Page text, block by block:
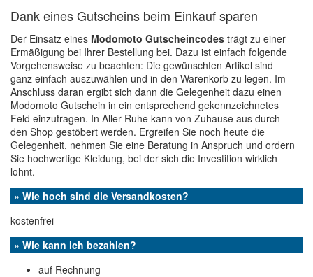
Dank eines Gutscheins beim Einkauf sparen
Der Einsatz eines Modomoto Gutscheincodes trägt zu einer
Ermäßigung bei Ihrer Bestellung bei. Dazu ist einfach folgende
Vorgehensweise zu beachten: Die gewünschten Artikel sind
ganz einfach auszuwählen und in den Warenkorb zu legen. Im
Anschluss daran ergibt sich dann die Gelegenheit dazu einen
Modomoto Gutschein in ein entsprechend gekennzeichnetes
Feld einzutragen. In Aller Ruhe kann von Zuhause aus durch
den Shop gestöbert werden. Ergreifen Sie noch heute die
Gelegenheit, nehmen Sie eine Beratung in Anspruch und ordern
Sie hochwertige Kleidung, bei der sich die Investition wirklich
lohnt.
» Wie hoch sind die Versandkosten?
kostenfrei
» Wie kann ich bezahlen?
auf Rechnung